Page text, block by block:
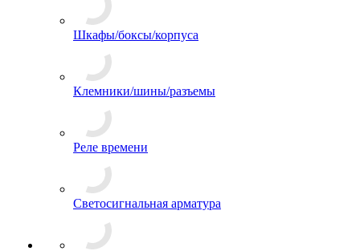
Шкафы/боксы/корпуса
Клемники/шины/разъемы
Реле времени
Светосигнальная арматура